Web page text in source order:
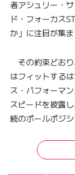
者アシュリー・
ド・フォーカス
か」に注目が集ま
その約束どお
はフィットする
ス・パフォーマ
スピードを披露
続のポールポジシ